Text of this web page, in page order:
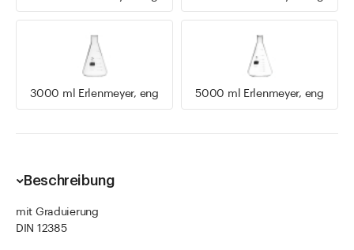
3000 ml Erlenmeyer, eng 5000 ml Erlenmeyer, eng
Beschreibung
mit Graduierung
DIN 12385